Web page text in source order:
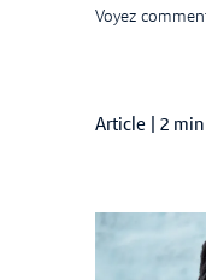
Voyez
Article 2